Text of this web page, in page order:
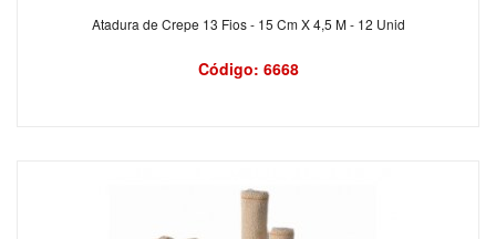
Atadura de Crepe 13 Fios - 15 Cm X 4,5 M - 12 Unid
Código: 6668